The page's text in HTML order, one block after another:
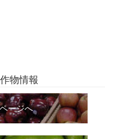
物情報
ージへ